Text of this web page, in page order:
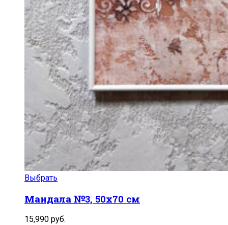
Выбрать
Мандала №3, 50х70 см
15,990 руб.